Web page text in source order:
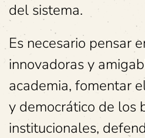
del sistema.
Es necesario pensar
innovadoras y
academia, fomentar
y democrático de los
institucionales,